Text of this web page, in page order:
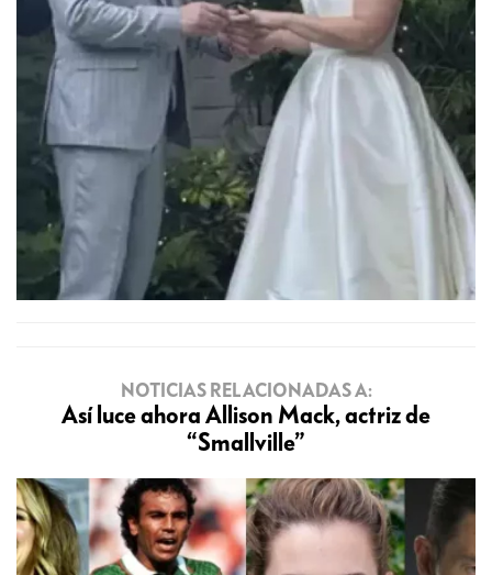
NOTICIAS RELACIONADAS A:
Así luce ahora Allison Mack, actriz de
“Smallville”